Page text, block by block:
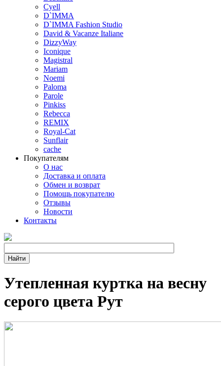
Cyell
D`IMMA
D`IMMA Fashion Studio
David & Vacanze Italiane
DizzyWay
Iconique
Magistral
Mariam
Noemi
Paloma
Parole
Pinkiss
Rebecca
REMIX
Royal-Cat
Sunflair
cache
Покупателям
О нас
Доставка и оплата
Обмен и возврат
Помощь покупателю
Отзывы
Новости
Контакты
Утепленная куртка на весну
серого цвета Рут